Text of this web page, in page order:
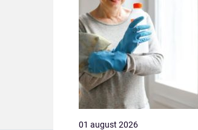
01 august 2026